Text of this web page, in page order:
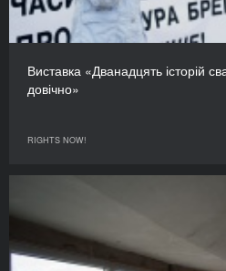
Виставка «Дванадцять історій
довічно»
RIGHTS NOW!